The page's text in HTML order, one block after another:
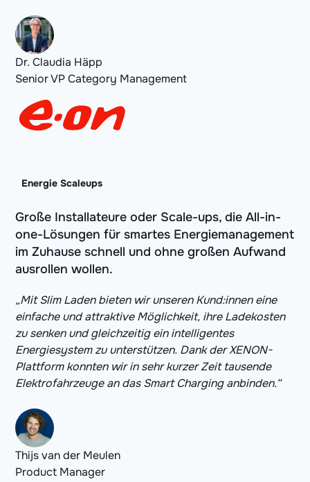
Dr. Claudia Häpp
Senior VP Category Management
Energie Scaleups
Große Installateure oder Scale-ups, die All-in-
one-Lösungen für smartes Energiemanagement
im Zuhause schnell und ohne großen Aufwand
ausrollen wollen.
„Mit Slim Laden bieten wir unseren Kund:innen eine
einfache und attraktive Möglichkeit, ihre Lade­kosten
zu senken und gleichzeitig ein intelligentes
Energiesystem zu unterstützen. Dank der XENON-
Plattform konnten wir in sehr kurzer Zeit tausende
Elektrofahrzeuge an das Smart Charging anbinden.“
Thijs van der Meulen
Product Manager